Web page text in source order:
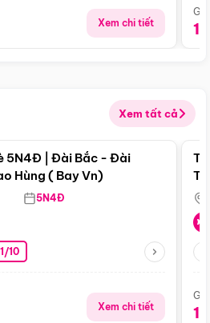
Xem chi tiết
Xem tất cả
Điểm nổi bật
5N4Đ | Đài Bắc - Đài
Hùng ( Bay Vn)
5N4Đ
10
Xem chi tiết